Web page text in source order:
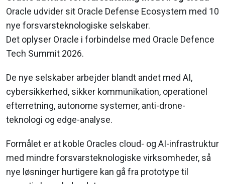
Oracle udvider sit Oracle Defense Ecosystem med 10
nye forsvarsteknologiske selskaber.
Det oplyser Oracle i forbindelse med Oracle Defence
Tech Summit 2026.
De nye selskaber arbejder blandt andet med AI,
cybersikkerhed, sikker kommunikation, operationel
efterretning, autonome systemer, anti-drone-
teknologi og edge-analyse.
Formålet er at koble Oracles cloud- og AI-infrastruktur
med mindre forsvarsteknologiske virksomheder, så
nye løsninger hurtigere kan gå fra prototype til